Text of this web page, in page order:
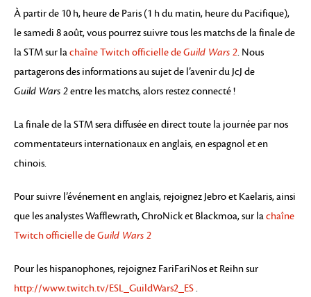
À partir de 10 h, heure de Paris (1 h du matin, heure du Pacifique),
le samedi 8 août, vous pourrez suivre tous les matchs de la finale de
la STM sur lachaîne Twitch officielle deGuild Wars 2. Nous
partagerons des informations au sujet de l’avenir du JcJ de
Guild Wars 2entre les matchs, alors restez connecté !
La finale de la STM sera diffusée en direct toute la journée par nos
commentateurs internationaux en anglais, en espagnol et en
chinois.
Pour suivre l’événement en anglais, rejoignez Jebro et Kaelaris, ainsi
que les analystes Wafflewrath, ChroNick et Blackmoa, sur lachaîne
Twitch officielle deGuild Wars 2
Pour les hispanophones, rejoignez FariFariNos et Reihn sur
http://www.twitch.tv/ESL_GuildWars2_ES.